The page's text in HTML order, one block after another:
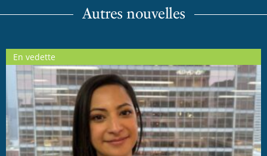
Autres nouvelles
En vedette